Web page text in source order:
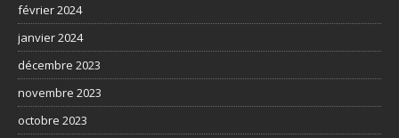
février 2024
janvier 2024
décembre 2023
novembre 2023
octobre 2023